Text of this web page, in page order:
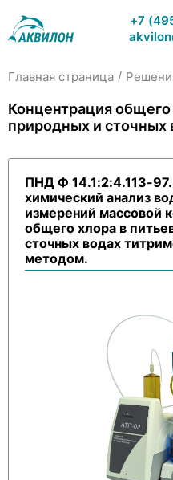
+7
Главная страница /
Концентрация общего
природных и сточных
ПНД Ф 14.1:2:4.113-
химический анализ
измерений массовой
общего хлора в
сточных водах
методом.